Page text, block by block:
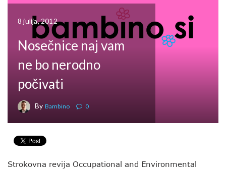
8 julija, 2012
Nosečnice naj vam
ne bo nerodno
počivati
By Bambino 0
Strokovna revija Occupational and Environmental